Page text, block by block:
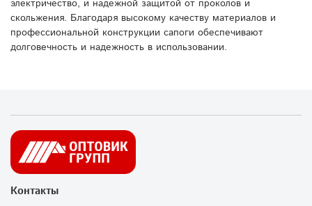
электричество, и надежной защитой от проколов и
скольжения. Благодаря высокому качеству материалов и
профессиональной конструкции сапоги обеспечивают
долговечность и надежность в использовании.
Контакты